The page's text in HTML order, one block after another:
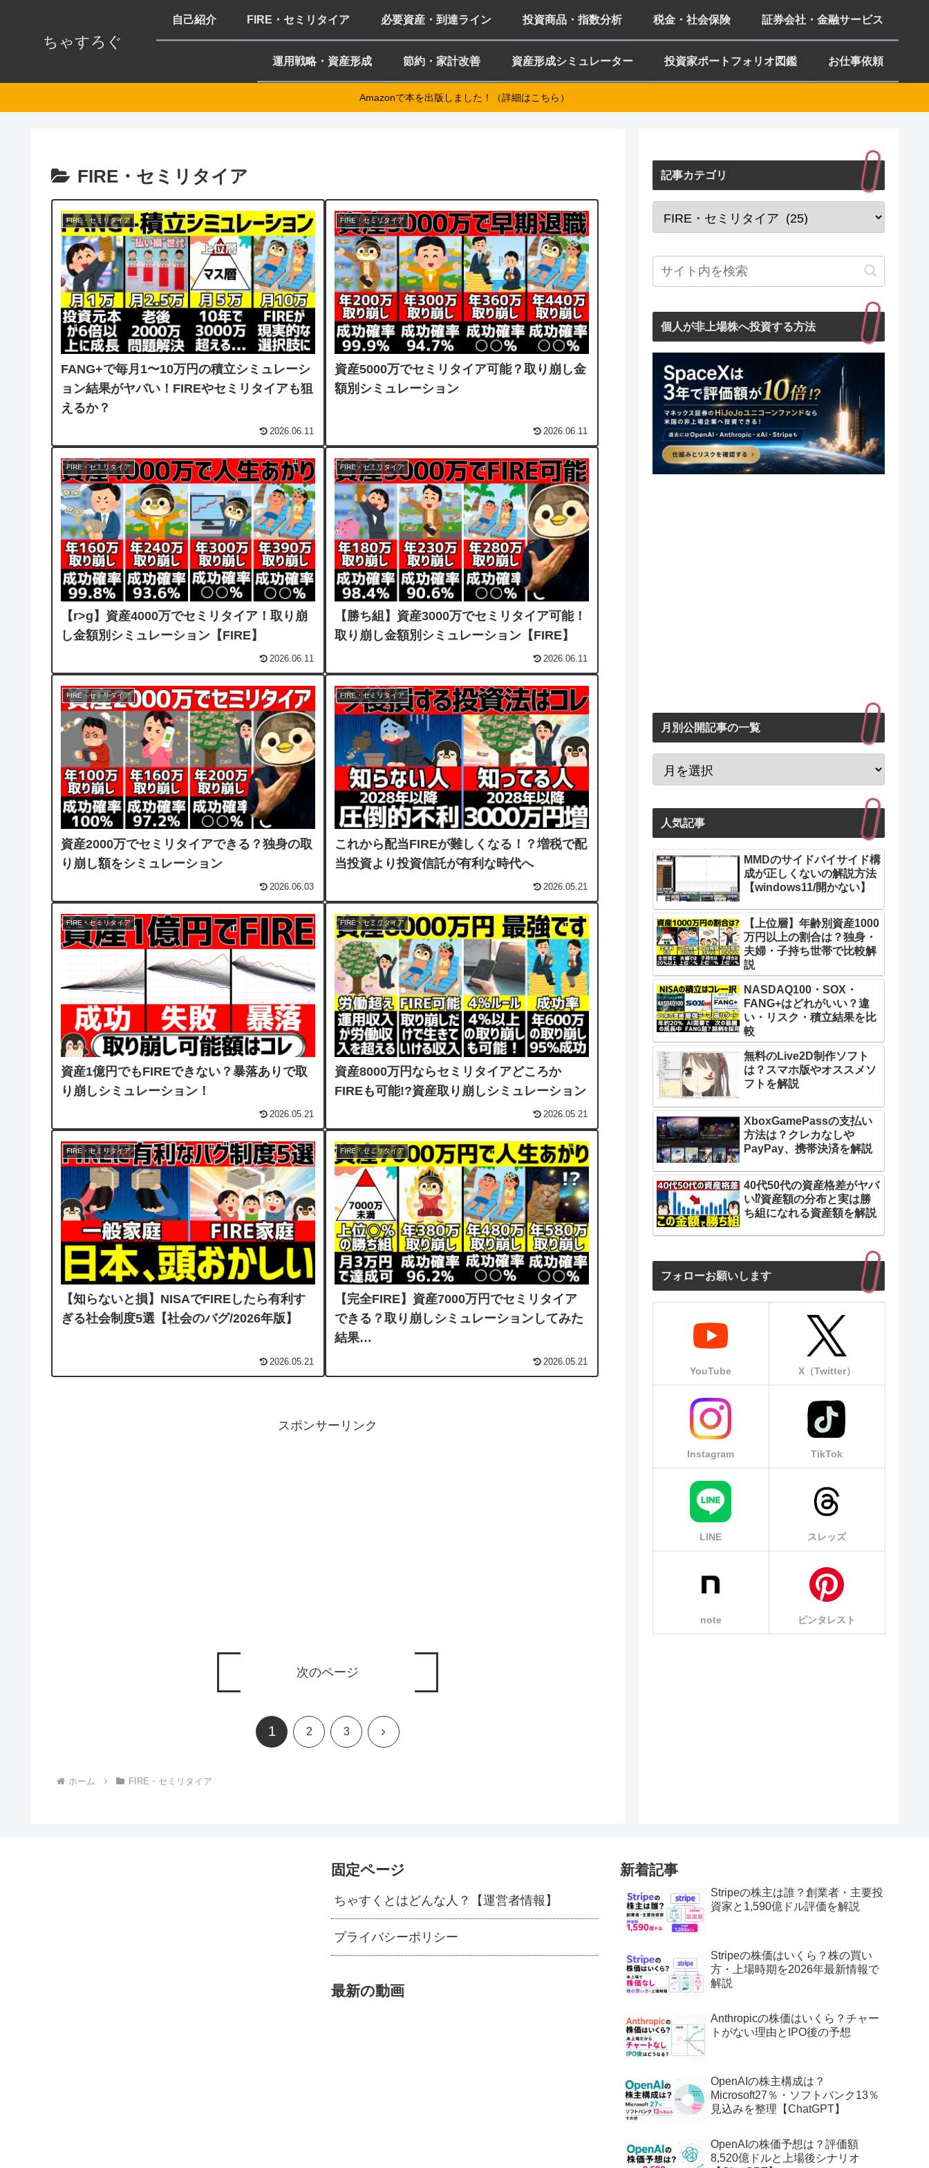
ちゃすろぐ
自己紹介 FIRE・セミリタイア 必要資産・到達ライン 投資商品・指数分析 税金・社会保険 証券会社・金融サービス
運用戦略・資産形成 節約・家計改善 資産形成シミュレーター 投資家ポートフォリオ図鑑 お仕事依頼
Amazonで本を出版しました！（詳細はこちら）
FIRE・セミリタイア
FIRE・セミリタイア
FANG+で毎月1〜10万円の積立シミュレーシ
ョン結果がヤバい！FIREやセミリタイアも狙
えるか？
2026.06.11
FIRE・セミリタイア
資産5000万でセミリタイア可能？取り崩し金
額別シミュレーション
2026.06.11
FIRE・セミリタイア
【r>g】資産4000万でセミリタイア！取り崩
し金額別シミュレーション【FIRE】
2026.06.11
FIRE・セミリタイア
【勝ち組】資産3000万でセミリタイア可能！
取り崩し金額別シミュレーション【FIRE】
2026.06.11
FIRE・セミリタイア
資産2000万でセミリタイアできる？独身の取
り崩し額をシミュレーション
2026.06.03
FIRE・セミリタイア
これから配当FIREが難しくなる！？増税で配
当投資より投資信託が有利な時代へ
2026.05.21
FIRE・セミリタイア
資産1億円でもFIREできない？暴落ありで取
り崩しシミュレーション！
2026.05.21
FIRE・セミリタイア
資産8000万円ならセミリタイアどころか
FIREも可能!?資産取り崩しシミュレーション
2026.05.21
FIRE・セミリタイア
【知らないと損】NISAでFIREしたら有利す
ぎる社会制度5選【社会のバグ/2026年版】
2026.05.21
FIRE・セミリタイア
【完全FIRE】資産7000万円でセミリタイア
できる？取り崩しシミュレーションしてみた
結果…
2026.05.21
スポンサーリンク
次のページ
1 2 3 次
ホーム FIRE・セミリタイア
記事カテゴリ
個人が非上場株へ投資する方法
月別公開記事の一覧
人気記事
MMDのサイドバイサイド構
成が正しくないの解説方法
【windows11/開かない】
【上位層】年齢別資産1000
万円以上の割合は？独身・
夫婦・子持ち世帯で比較解
説
NASDAQ100・SOX・
FANG+はどれがいい？違
い・リスク・積立結果を比
較
無料のLive2D制作ソフト
は？スマホ版やオススメソ
フトを解説
XboxGamePassの支払い
方法は？クレカなしや
PayPay、携帯決済を解説
40代50代の資産格差がヤバ
い⁉︎資産額の分布と実は勝
ち組になれる資産額を解説
フォローお願いします
YouTube X（Twitter）
Instagram TikTok
LINE スレッズ
note ピンタレスト
固定ページ
ちゃすくとはどんな人？【運営者情報】
プライバシーポリシー
最新の動画
新着記事
Stripeの株主は誰？創業者・主要投
資家と1,590億ドル評価を解説
Stripeの株価はいくら？株の買い
方・上場時期を2026年最新情報で
解説
Anthropicの株価はいくら？チャー
トがない理由とIPO後の予想
OpenAIの株主構成は？
Microsoft27％・ソフトバンク13％
見込みを整理【ChatGPT】
OpenAIの株価予想は？評価額
8,520億ドルと上場後シナリオ